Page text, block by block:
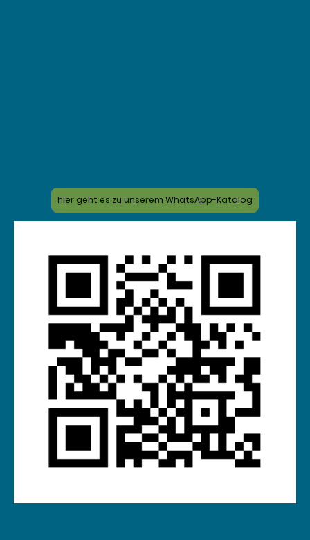
hier geht es zu unserem WhatsApp-Katalog